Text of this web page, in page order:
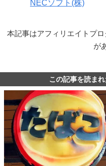
NECソフト(株)
本記事はアフィリエイトプ
が
この記事を読ま